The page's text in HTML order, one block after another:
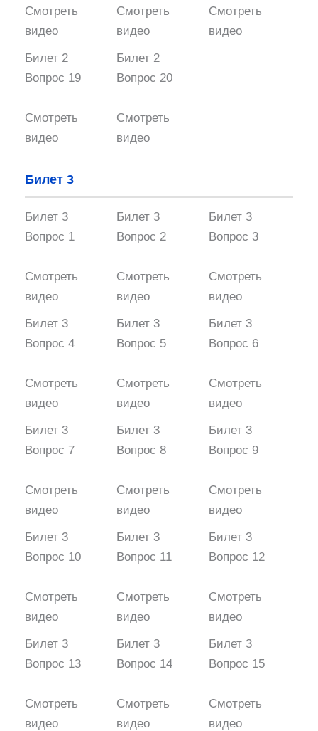
Смотреть
видео
Смотреть
видео
Смотреть
видео
Билет 2
Вопрос 19
Смотреть
видео
Билет 2
Вопрос 20
Смотреть
видео
Билет 3
Билет 3
Вопрос 1
Смотреть
видео
Билет 3
Вопрос 2
Смотреть
видео
Билет 3
Вопрос 3
Смотреть
видео
Билет 3
Вопрос 4
Смотреть
видео
Билет 3
Вопрос 5
Смотреть
видео
Билет 3
Вопрос 6
Смотреть
видео
Билет 3
Вопрос 7
Смотреть
видео
Билет 3
Вопрос 8
Смотреть
видео
Билет 3
Вопрос 9
Смотреть
видео
Билет 3
Вопрос 10
Смотреть
видео
Билет 3
Вопрос 11
Смотреть
видео
Билет 3
Вопрос 12
Смотреть
видео
Билет 3
Вопрос 13
Смотреть
видео
Билет 3
Вопрос 14
Смотреть
видео
Билет 3
Вопрос 15
Смотреть
видео